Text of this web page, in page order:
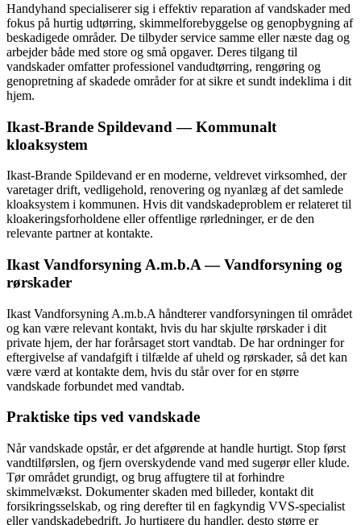
Handyhand specialiserer sig i effektiv reparation af vandskader med
fokus på hurtig udtørring, skimmelforebyggelse og genopbygning af
beskadigede områder. De tilbyder service samme eller næste dag og
arbejder både med store og små opgaver. Deres tilgang til
vandskader omfatter professionel vandudtørring, rengøring og
genopretning af skadede områder for at sikre et sundt indeklima i dit
hjem.
Ikast-Brande Spildevand — Kommunalt
kloaksystem
Ikast-Brande Spildevand er en moderne, veldrevet virksomhed, der
varetager drift, vedligehold, renovering og nyanlæg af det samlede
kloaksystem i kommunen. Hvis dit vandskadeproblem er relateret til
kloakeringsforholdene eller offentlige rørledninger, er de den
relevante partner at kontakte.
Ikast Vandforsyning A.m.b.A — Vandforsyning og
rørskader
Ikast Vandforsyning A.m.b.A håndterer vandforsyningen til området
og kan være relevant kontakt, hvis du har skjulte rørskader i dit
private hjem, der har forårsaget stort vandtab. De har ordninger for
eftergivelse af vandafgift i tilfælde af uheld og rørskader, så det kan
være værd at kontakte dem, hvis du står over for en større
vandskade forbundet med vandtab.
Praktiske tips ved vandskade
Når vandskade opstår, er det afgørende at handle hurtigt. Stop først
vandtilførslen, og fjern overskydende vand med sugerør eller klude.
Tør området grundigt, og brug affugtere til at forhindre
skimmelvækst. Dokumenter skaden med billeder, kontakt dit
forsikringsselskab, og ring derefter til en fagkyndig VVS-specialist
eller vandskadebedrift. Jo hurtigere du handler, desto større er